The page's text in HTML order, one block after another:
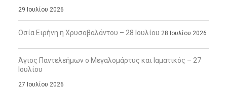
29 Ιουλίου 2026
Οσία Ειρήνη η Χρυσοβαλάντου – 28 Ιουλίου 28 Ιουλίου 2026
Άγιος Παντελεήμων ο Μεγαλομάρτυς και Ιαματικός – 27
Ιουλίου
27 Ιουλίου 2026